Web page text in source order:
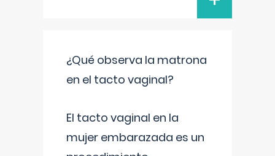
¿Qué observa la matrona
en el tacto vaginal?
El tacto vaginal en la
mujer embarazada es un